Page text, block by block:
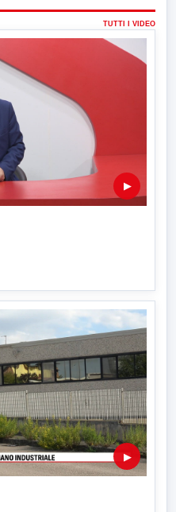
TUTTI I VIDEO
▶
▶